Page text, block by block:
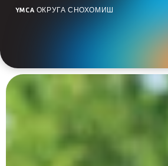
YMCA ОКРУГА СНОХОМИШ